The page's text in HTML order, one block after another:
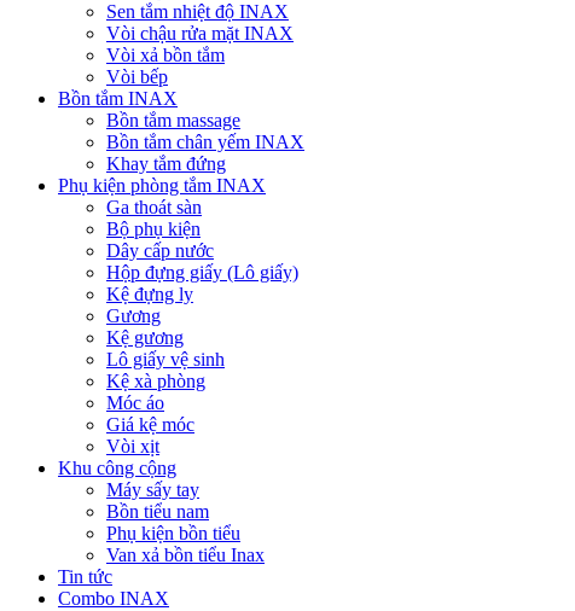
Sen tắm nhiệt độ INAX
Vòi chậu rửa mặt INAX
Vòi xả bồn tắm
Vòi bếp
Bồn tắm INAX
Bồn tắm massage
Bồn tắm chân yếm INAX
Khay tắm đứng
Phụ kiện phòng tắm INAX
Ga thoát sàn
Bộ phụ kiện
Dây cấp nước
Hộp đựng giấy (Lô giấy)
Kệ đựng ly
Gương
Kệ gương
Lô giấy vệ sinh
Kệ xà phòng
Móc áo
Giá kệ móc
Vòi xịt
Khu công cộng
Máy sấy tay
Bồn tiểu nam
Phụ kiện bồn tiểu
Van xả bồn tiểu Inax
Tin tức
Combo INAX